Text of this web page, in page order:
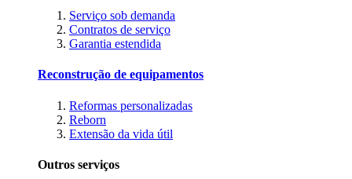
Serviço sob demanda
Contratos de serviço
Garantia estendida
Reconstrução de equipamentos
Reformas personalizadas
Reborn
Extensão da vida útil
Outros serviços